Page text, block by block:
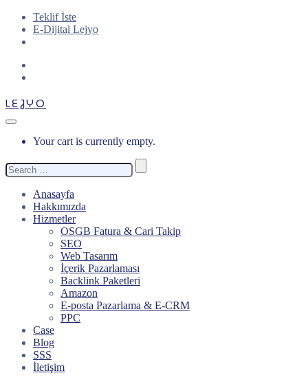
Teklif İste
E-Dijital Lejyo
LEJYO
Your cart is currently empty.
Search
for:
Anasayfa
Hakkımızda
Hizmetler
OSGB Fatura & Cari Takip
SEO
Web Tasarım
İçerik Pazarlaması
Backlink Paketleri
Amazon
E-posta Pazarlama & E-CRM
PPC
Case
Blog
SSS
İletişim